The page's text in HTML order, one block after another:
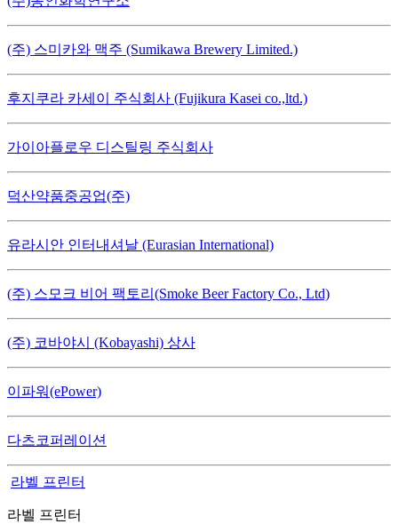
(주) 스미카와 맥주 (Sumikawa Brewery Limited.)
후지쿠라 카세이 주식회사 (Fujikura Kasei co.,ltd.)
가이아플로우 디스틸링 주식회사
덕산약품중공업(주)
유라시안 인터내셔날 (Eurasian International)
(주) 스모크 비어 팩토리(Smoke Beer Factory Co., Ltd)
(주) 코바야시 (Kobayashi) 상사
이파워(ePower)
다츠코퍼레이션
라벨 프린터
라벨 프린터